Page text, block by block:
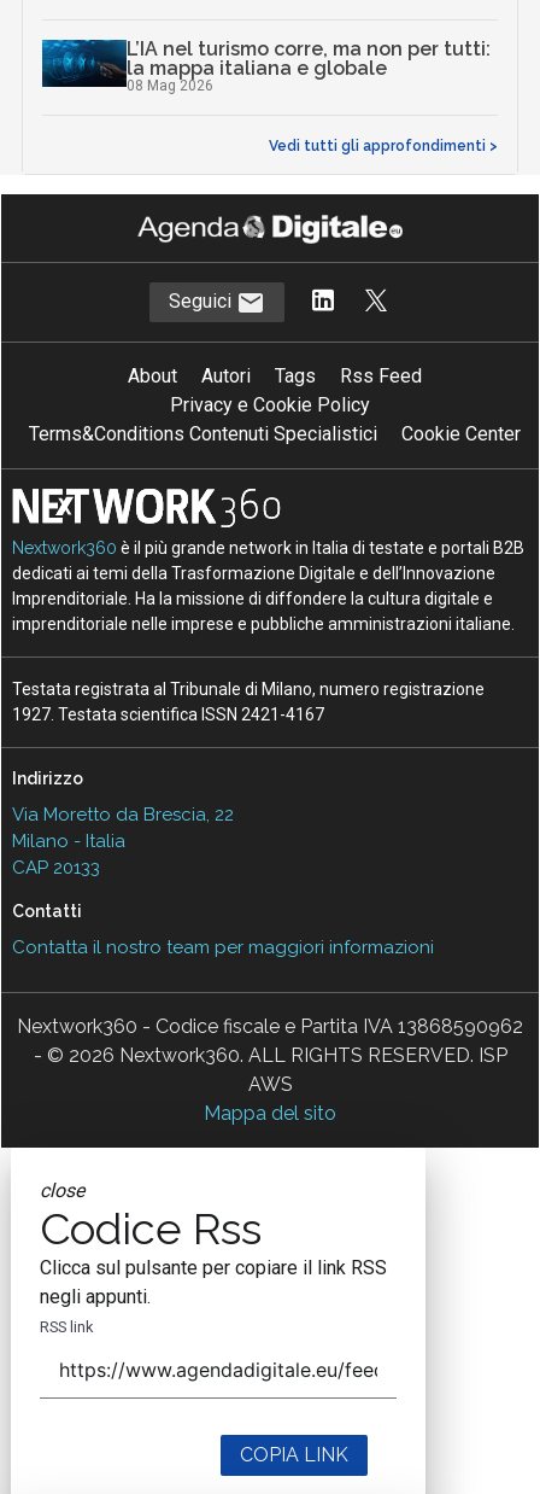
L’IA nel turismo corre, ma non per tutti:
la mappa italiana e globale
08 Mag 2026
Vedi tutti gli approfondimenti >
Seguici
About Autori Tags
Rss Feed
Privacy e Cookie Policy
Terms&Conditions Contenuti Specialistici
Cookie Center
Nextwork360 è il più grande network in Italia di testate e portali B2B
dedicati ai temi della Trasformazione Digitale e dell’Innovazione
Imprenditoriale. Ha la missione di diffondere la cultura digitale e
imprenditoriale nelle imprese e pubbliche amministrazioni italiane.
Testata registrata al Tribunale di Milano, numero registrazione
1927. Testata scientifica ISSN 2421-4167
Indirizzo
Via Moretto da Brescia, 22
Milano - Italia
CAP 20133
Contatti
Contatta il nostro team per maggiori informazioni
Nextwork360 - Codice fiscale e Partita IVA 13868590962
- © 2026 Nextwork360. ALL RIGHTS RESERVED. ISP
AWS
Mappa del sito
close
Codice Rss
Clicca sul pulsante per copiare il link RSS
negli appunti.
RSS link
COPIA LINK